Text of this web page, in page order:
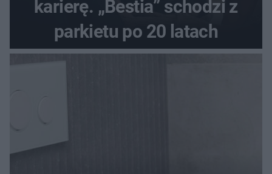
karierę. „Bestia” schodzi z
parkietu po 20 latach